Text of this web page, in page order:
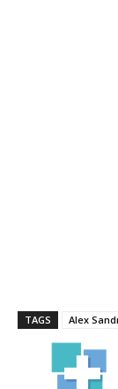
TAGS Alex